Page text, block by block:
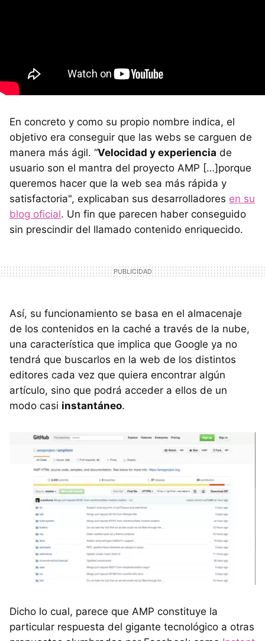
En concreto y como su propio nombre indica, el
objetivo era conseguir que las webs se carguen de
manera más ágil. “Velocidad y experiencia de
usuario son el mantra del proyecto AMP […]porque
queremos hacer que la web sea más rápida y
satisfactoria", explicaban sus desarrolladores en su
blog oficial. Un fin que parecen haber conseguido
sin prescindir del llamado contenido enriquecido.
Así, su funcionamiento se basa en el almacenaje
de los contenidos en la caché a través de la nube,
una característica que implica que Google ya no
tendrá que buscarlos en la web de los distintos
editores cada vez que quiera encontrar algún
artículo, sino que podrá acceder a ellos de un
modo casi instantáneo.
Dicho lo cual, parece que AMP constituye la
particular respuesta del gigante tecnológico a otras